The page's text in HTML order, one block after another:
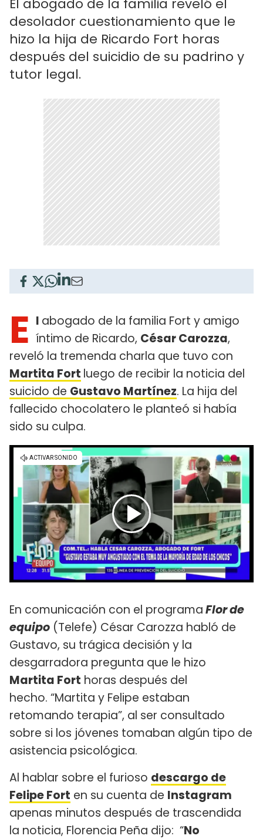
El abogado de la familia reveló el
desolador cuestionamiento que le
hizo la hija de Ricardo Fort horas
después del suicidio de su padrino y
tutor legal.
E l abogado de la familia Fort y amigo
íntimo de Ricardo, César Carozza,
reveló la tremenda charla que tuvo con
Martita Fort luego de recibir la noticia del
suicido de Gustavo Martínez. La hija del
fallecido chocolatero le planteó si había
sido su culpa.
En comunicación con el programaFlor de
equipo (Telefe) César Carozza habló de
Gustavo, su trágica decisión y la
desgarradora pregunta que le hizo
Martita Fort horas después del
hecho. “Martita y Felipe estaban
retomando terapia”, al ser consultado
sobre si los jóvenes tomaban algún tipo de
asistencia psicológica.
Al hablar sobre el furioso descargo de
Felipe Fort en su cuenta de Instagram
apenas minutos después de trascendida
la noticia, Florencia Peña dijo: “No